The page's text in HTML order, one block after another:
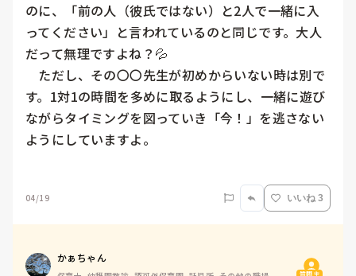
のに、「前の人（彼氏ではない）と2人で一緒に入
ってください」と言われているのと同じです。大人
だって無理ですよね？💦
ただし、その〇〇先生が初めからいない時は別で
す。1対1の時間を多めに取るようにし、一緒に遊び
ながらタイミングを図っていき「今！」を逃さない
ようにしていますよ。
04/19 いいね 3
かぁちゃん
質問主